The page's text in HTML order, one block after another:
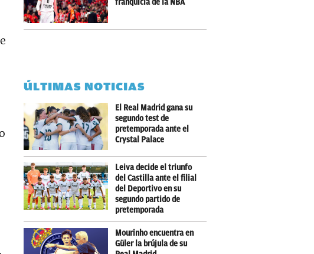
franquicia de la NBA
ÚLTIMAS NOTICIAS
El Real Madrid gana su
segundo test de
pretemporada ante el
Crystal Palace
Leiva decide el triunfo
del Castilla ante el filial
del Deportivo en su
segundo partido de
pretemporada
Mourinho encuentra en
Güler la brújula de su